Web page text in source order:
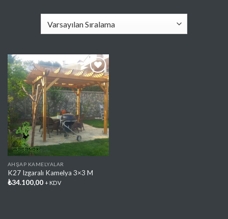
Favorilere
Ekle
AHŞAP KAMELYALAR
K27 Izgaralı Kamelya 3×3 M
₺34.100,00 + KDV